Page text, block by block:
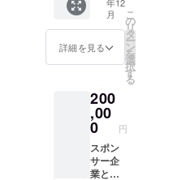
okyo.co
m/for-
sales
RESEA
RCH A-
BIKE
ELECT
仕様そ
の他に
つきま
しては
当店HP
にてご
確認く
年12
月
詳細を見る
こ
の
リ
タ
ー
ン
を
選
択
す
る
200
,00
0 円
スポン
サー企
業とし